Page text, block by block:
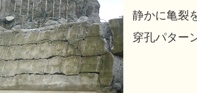
静かに亀裂
穿孔パター